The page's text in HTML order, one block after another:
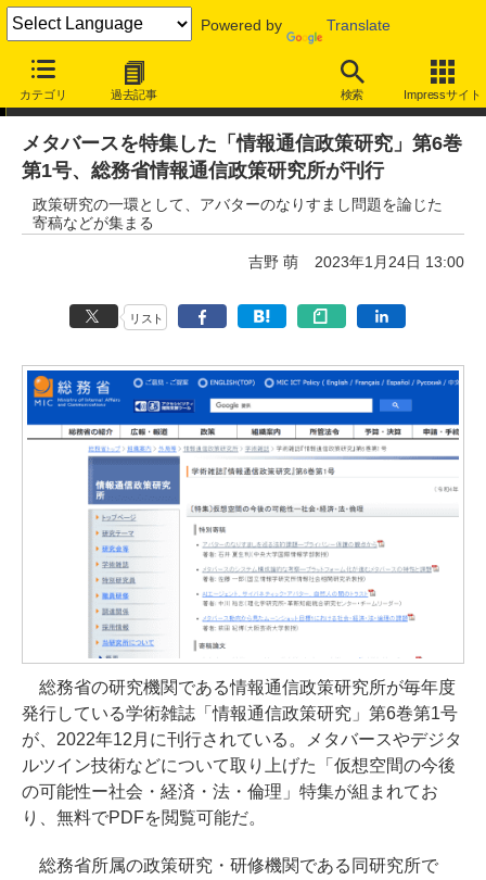
Powered by Translate
カテゴリ 過去記事 検索 Impressサイト
ニュース
メタバースを特集した「情報通信政策研究」第6巻
第1号、総務省情報通信政策研究所が刊行
政策研究の一環として、アバターのなりすまし問題を論じた
寄稿などが集まる
吉野 萌 2023年1月24日 13:00
リスト
総務省の研究機関である情報通信政策研究所が毎年度
発行している学術雑誌「情報通信政策研究」第6巻第1号
が、2022年12月に刊行されている。メタバースやデジタ
ルツイン技術などについて取り上げた「仮想空間の今後
の可能性ー社会・経済・法・倫理」特集が組まれてお
り、無料でPDFを閲覧可能だ。
総務省所属の政策研究・研修機関である同研究所で